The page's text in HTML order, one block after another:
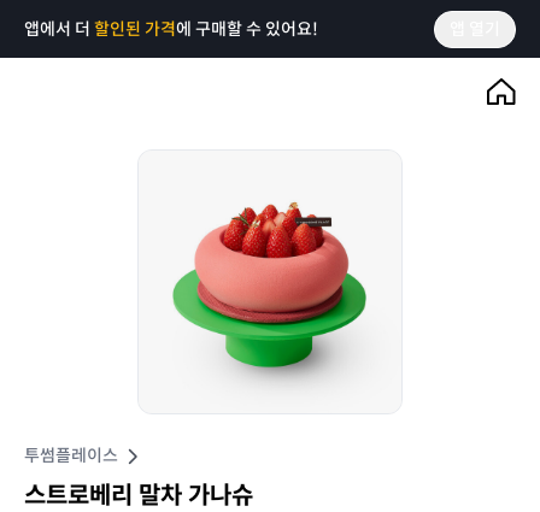
앱에서 더 할인된 가격에 구매할 수 있어요!
투썸플레이스
스트로베리 말차 가나슈